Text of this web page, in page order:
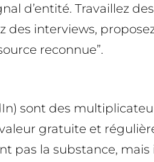
d’entité. Travaillez
interviews,
reconnue”.
sont des
gratuite et
pas la substance,